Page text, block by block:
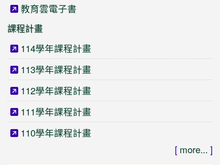
教育雲電子書
課程計畫
114學年課程計畫
113學年課程計畫
112學年課程計畫
111學年課程計畫
110學年課程計畫
[ more... ]